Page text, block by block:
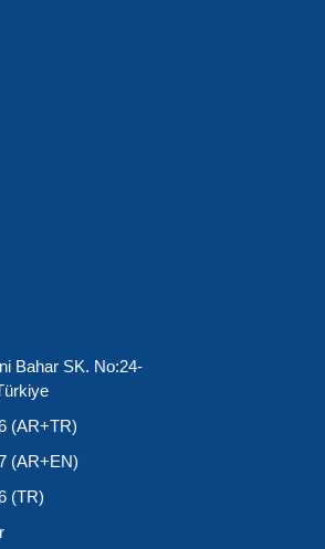
Bahar SK. No:24-
(AR+TR)
(AR+EN)
(TR)